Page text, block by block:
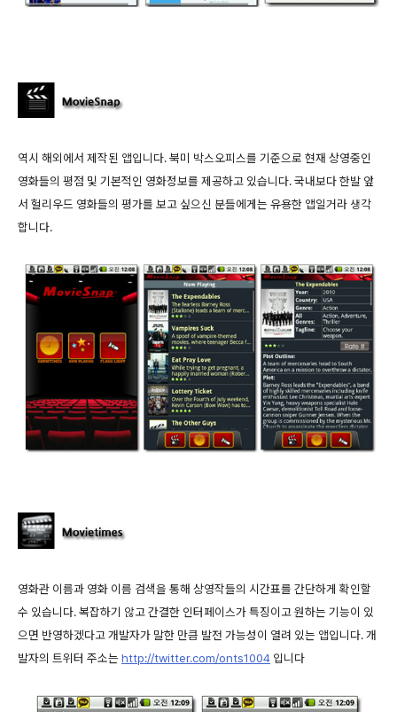
역시 해외에서 제작된 앱입니다. 북미 박스오피스를 기준으로 현재 상영중인
영화들의 평점 및 기본적인 영화정보를 제공하고 있습니다. 국내보다 한발 앞
서 헐리우드 영화들의 평가를 보고 싶으신 분들에게는 유용한 앱일거라 생각
합니다.
영화관 이름과 영화 이름 검색을 통해 상영작들의 시간표를 간단하게 확인할
수 있습니다. 복잡하기 않고 간결한 인터페이스가 특징이고 원하는 기능이 있
으면 반영하겠다고 개발자가 말한 만큼 발전 가능성이 열려 있는 앱입니다. 개
발자의 트위터 주소는 http://twitter.com/onts1004 입니다